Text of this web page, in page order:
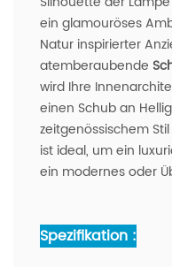
ein glamouröses
Natur inspirierter
atemberaubende
wird Ihre
einen Schub an
zeitgenössischem Stil
ist ideal, um ein
ein modernes oder
Spezifikation :